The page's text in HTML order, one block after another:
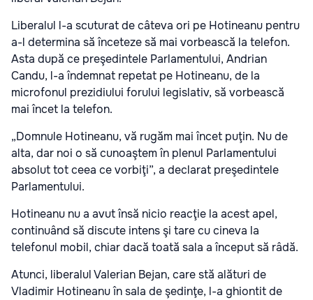
Liberalul l-a scuturat de câteva ori pe Hotineanu pentru
a-l determina să înceteze să mai vorbească la telefon.
Asta după ce preşedintele Parlamentului, Andrian
Candu, l-a îndemnat repetat pe Hotineanu, de la
microfonul prezidiului forului legislativ, să vorbească
mai încet la telefon.
„Domnule Hotineanu, vă rugăm mai încet puţin. Nu de
alta, dar noi o să cunoaştem în plenul Parlamentului
absolut tot ceea ce vorbiţi”, a declarat preşedintele
Parlamentului.
Hotineanu nu a avut însă nicio reacţie la acest apel,
continuând să discute intens şi tare cu cineva la
telefonul mobil, chiar dacă toată sala a început să râdă.
Atunci, liberalul Valerian Bejan, care stă alături de
Vladimir Hotineanu în sala de şedinţe, l-a ghiontit de